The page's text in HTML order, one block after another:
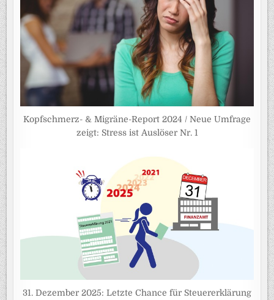
Kopfschmerz- & Migräne-Report 2024 / Neue Umfrage
zeigt: Stress ist Auslöser Nr. 1
31. Dezember 2025: Letzte Chance für Steuererklärung